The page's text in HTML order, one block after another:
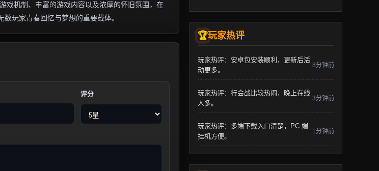
戏机制、丰富的游戏内容以及浓厚的怀旧氛围，在
玩家青春回忆与梦想的重要载体。
评分
玩家热评
玩家热评：安卓包安装顺利，更新后活
动更多。
8分钟前
玩家热评：行会战比较热闹，晚上在线
人多。
3分钟前
玩家热评：多端下载入口清楚，PC 端
挂机方便。
1分钟前